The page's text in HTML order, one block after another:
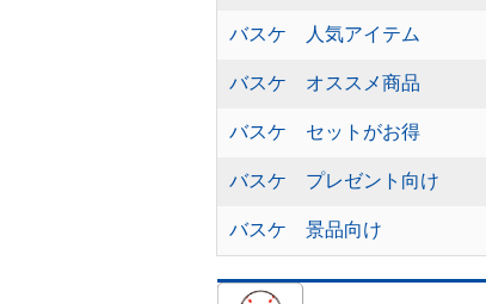
バスケ 人気アイテム
バスケ オススメ商品
バスケ セットがお得
バスケ プレゼント向け
バスケ 景品向け